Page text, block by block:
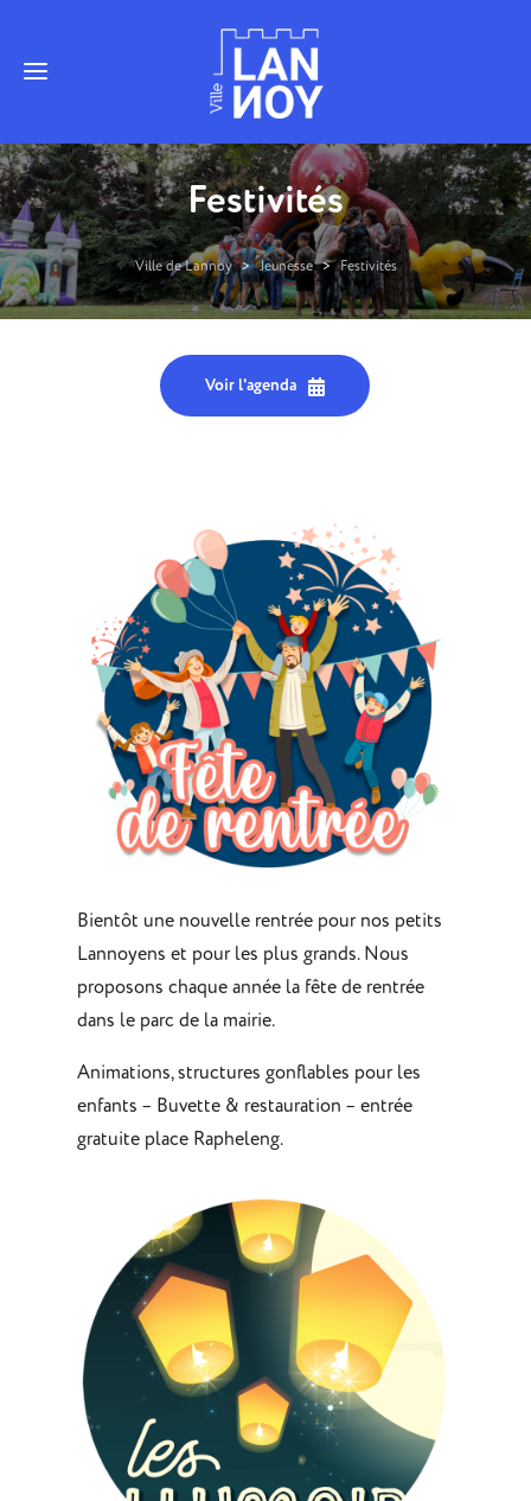
Festivités
Ville de Lannoy > Jeunesse > Festivités
Voir l'agenda
Bientôt une nouvelle rentrée pour nos petits
Lannoyens et pour les plus grands. Nous
proposons chaque année la fête de rentrée
dans le parc de la mairie.
Animations, structures gonflables pour les
enfants – Buvette & restauration – entrée
gratuite place Rapheleng.